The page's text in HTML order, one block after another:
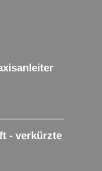
- verkürzte